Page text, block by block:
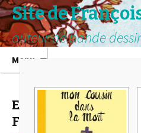
Site de
auteur de bande
Menu
Exposition à la
Felletin (Creuse-